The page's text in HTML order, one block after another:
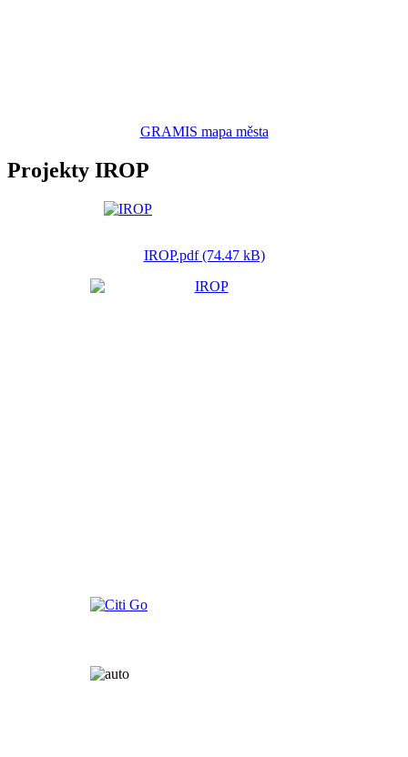
GRAMIS mapa města
Projekty IROP
IROP.pdf (74.47 kB)